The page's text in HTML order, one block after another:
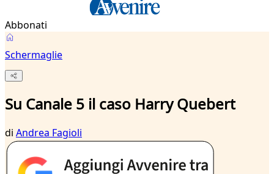
Abbonati
Schermaglie
Su Canale 5 il caso Harry Quebert
di Andrea Fagioli